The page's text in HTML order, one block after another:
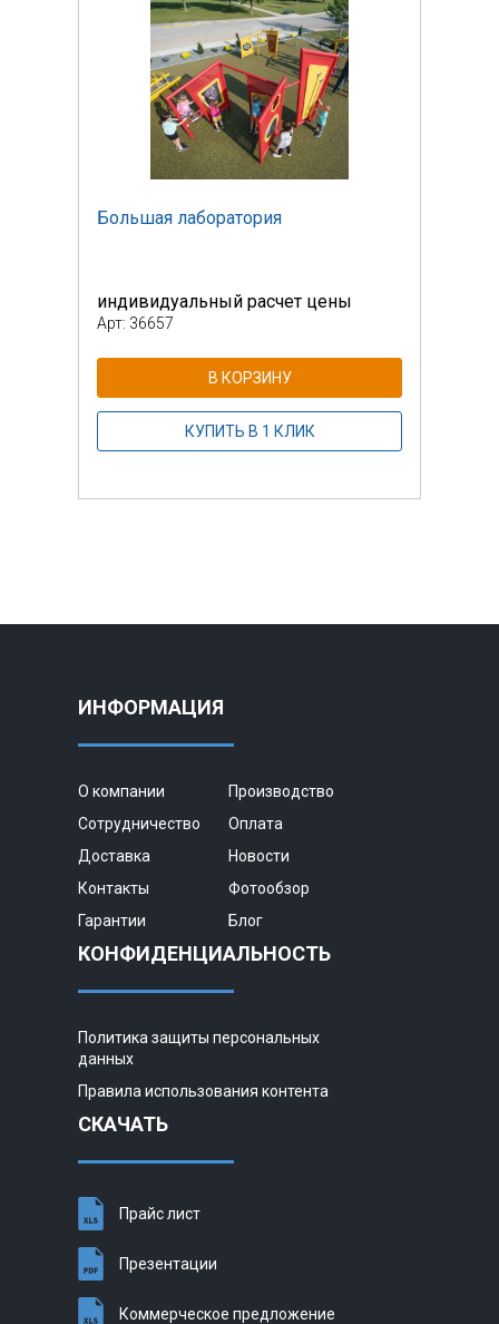
Большая лаборатория
индивидуальный расчет цены
Арт: 36657
В КОРЗИНУ
КУПИТЬ В 1 КЛИК
ИНФОРМАЦИЯ
О компании
Производство
Сотрудничество
Оплата
Доставка
Новости
Контакты
Фотообзор
Гарантии
Блог
КОНФИДЕНЦИАЛЬНОСТЬ
Политика защиты персональных
данных
Правила использования контента
СКАЧАТЬ
Прайс лист
Презентации
Коммерческое предложение